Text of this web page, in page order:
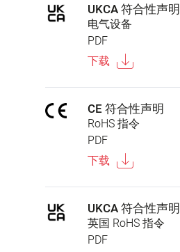
UKCA 符合性声明
电气设备
PDF
下载
CE 符合性声明
RoHS 指令
PDF
下载
UKCA 符合性声明
英国 RoHS 指令
PDF